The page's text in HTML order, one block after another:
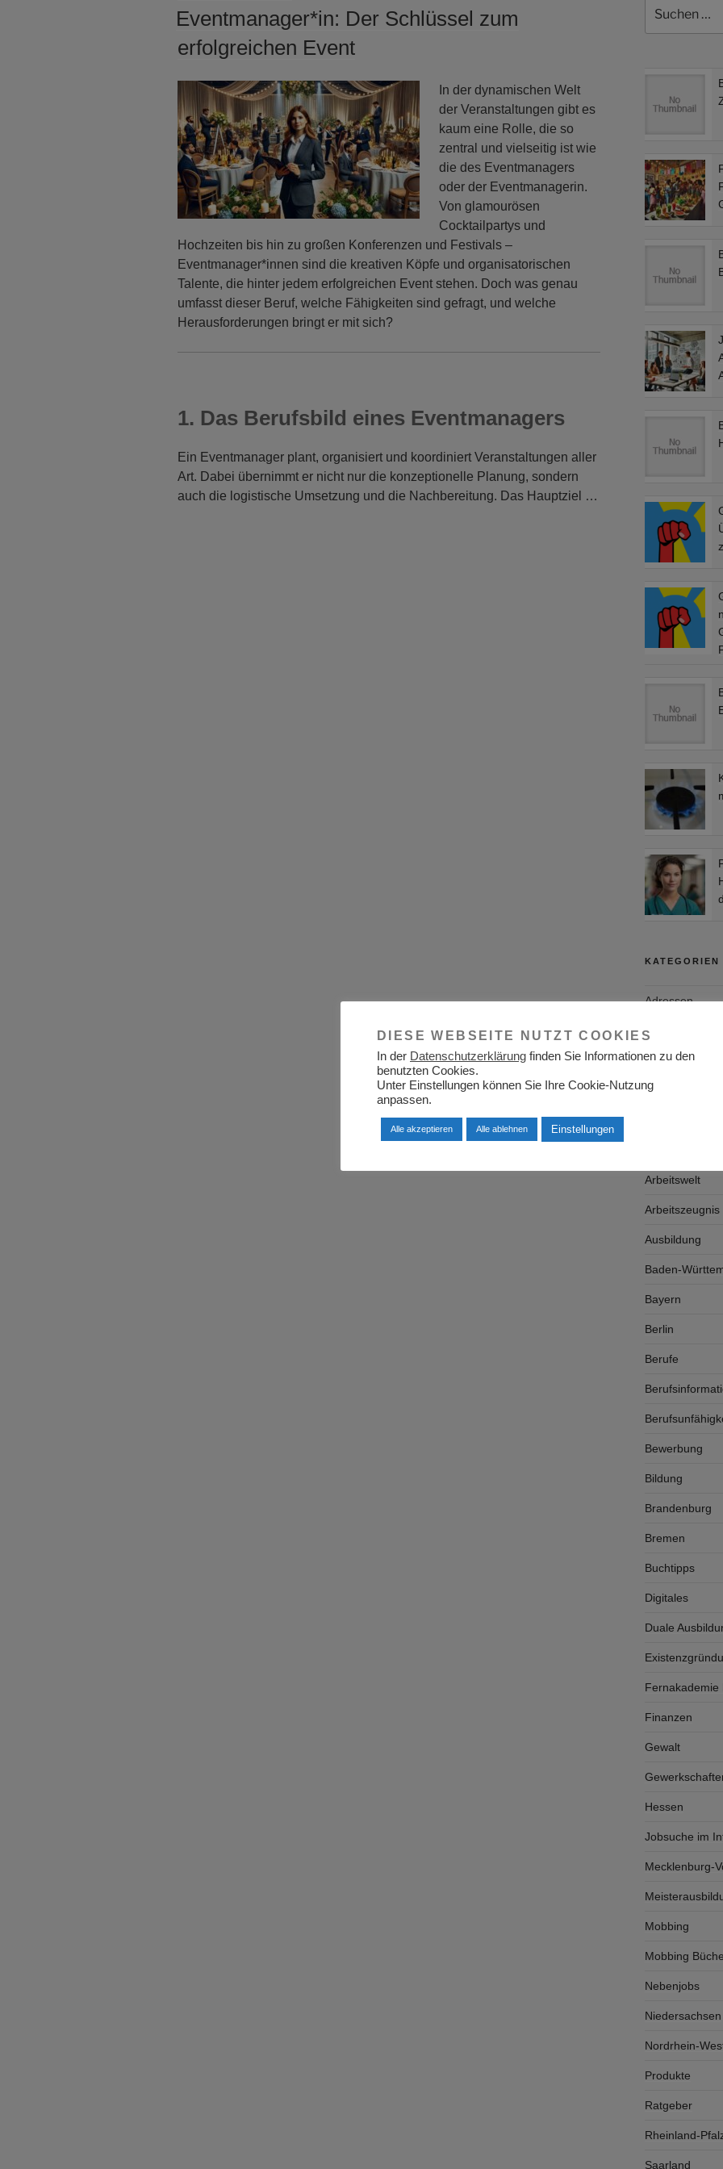
Eventmanager*in: Der Schlüssel zum
erfolgreichen Event
In der dynamischen Welt
der Veranstaltungen gibt es
kaum eine Rolle, die so
zentral und vielseitig ist wie
die des Eventmanagers
oder der Eventmanagerin.
Von glamourösen
Cocktailpartys und
Hochzeiten bis hin zu großen Konferenzen und Festivals –
Eventmanager*innen sind die kreativen Köpfe und organisatorischen
Talente, die hinter jedem erfolgreichen Event stehen. Doch was genau
umfasst dieser Beruf, welche Fähigkeiten sind gefragt, und welche
Herausforderungen bringt er mit sich?
1. Das Berufsbild eines Eventmanagers
Ein Eventmanager plant, organisiert und koordiniert Veranstaltungen aller
Art. Dabei übernimmt er nicht nur die konzeptionelle Planung, sondern
auch die logistische Umsetzung und die Nachbereitung. Das Hauptziel …
nach:
KATEGORIEN
Adressen
Aktuelles
Allgemein
Arbeitgeber
Arbeitswelt
Arbeitszeugnis
Ausbildung
Baden-
Bayern
Berlin
Berufe
Bewerbung
Bildung
Brandenburg
Bremen
Buchtipps
Digitales
Duale
Fernakademie
Finanzen
Gewalt
Hessen
Jobsuche im
Mecklenburg-
Mobbing
Mobbing
Nebenjobs
Niedersachsen
Nordrhein-
Produkte
Ratgeber
Rheinland-
Saarland
DIESE WEBSEITE NUTZT COOKIES
In der Datenschutzerklärung finden Sie Informationen zu den
benutzten Cookies.
Unter Einstellungen können Sie Ihre Cookie-Nutzung
anpassen.
Alle akzeptieren Alle ablehnen Einstellungen